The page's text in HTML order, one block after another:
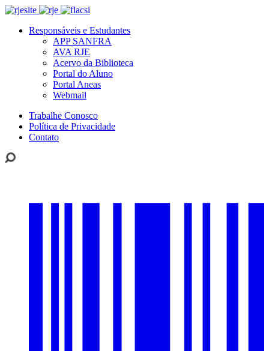
Responsáveis e Estudantes
APP SANFRA
AVA RJE
Acervo da Biblioteca
Portal do Aluno
Portal Aneas
Webmail
Trabalhe Conosco
Política de Privacidade
Contato